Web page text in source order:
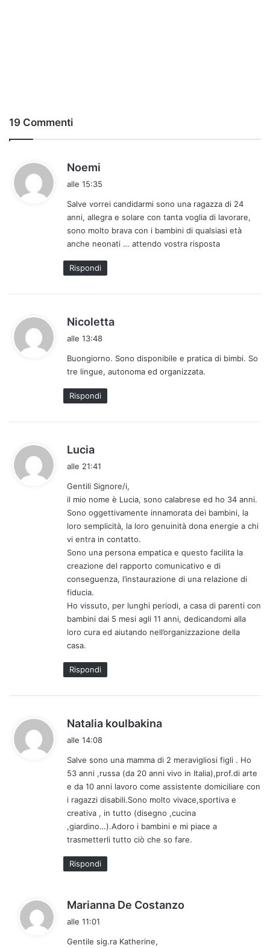
19 Commenti
Noemi
a
e
t
t
o
:
alle 15:35
Salve vorrei candidarmi sono una ragazza di 24
anni, allegra e solare con tanta voglia di lavorare,
sono molto brava con i bambini di qualsiasi età
anche neonati … attendo vostra risposta
Rispondi
Nicoletta
e
t
alle 13:48
Buongiorno. Sono disponibile e pratica di bimbi. So
tre lingue, autonoma ed organizzata.
Rispondi
Lucia
a
e
t
t
o
:
alle 21:41
Gentili Signore/i,
il mio nome è Lucia, sono calabrese ed ho 34 anni.
Sono oggettivamente innamorata dei bambini, la
loro semplicità, la loro genuinità dona energie a chi
vi entra in contatto.
Sono una persona empatica e questo facilita la
creazione del rapporto comunicativo e di
conseguenza, l’instaurazione di una relazione di
fiducia.
Ho vissuto, per lunghi periodi, a casa di parenti con
bambini dai 5 mesi agli 11 anni, dedicandomi alla
loro cura ed aiutando nell’organizzazione della
casa.
Rispondi
Natalia koulbakina
e
t
t
o
:
alle 14:08
Salve sono una mamma di 2 meravigliosi figli . Ho
53 anni ,russa (da 20 anni vivo in Italia),prof.di arte
e da 10 anni lavoro come assistente domiciliare con
i ragazzi disabili.Sono molto vivace,sportiva e
creativa , in tutto (disegno ,cucina
,giardino…).Adoro i bambini e mi piace a
trasmetterli tutto ciò che so fare.
Rispondi
Marianna De Costanzo
alle 11:01
Gentile sig.ra Katherine,